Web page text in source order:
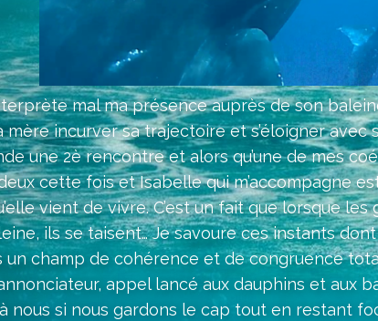
mal ma présence auprès de son
mère incurver sa trajectoire et s’éloigner
une 2è rencontre et alors qu’une de mes
cette fois et Isabelle qui m’accompagne
vient de vivre. C’est un fait que lorsque
ils se taisent… Je savoure ces instants
un champ de cohérence et de congruence
appel lancé aux dauphins et aux
nous si nous gardons le cap tout en restant